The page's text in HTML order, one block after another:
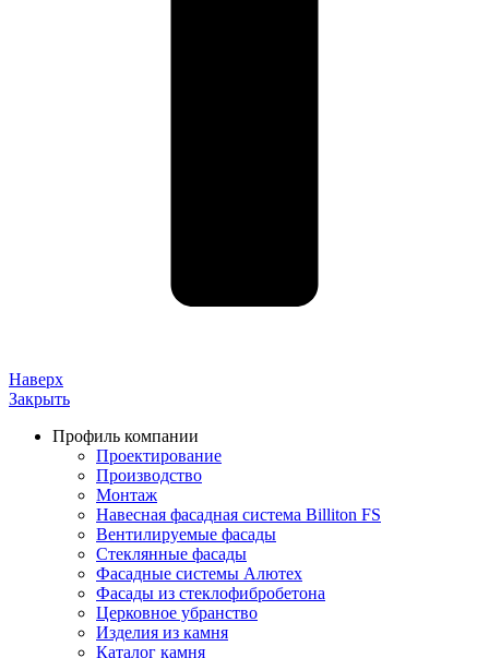
Наверх
Закрыть
Профиль компании
Проектирование
Производство
Монтаж
Навесная фасадная система Billiton FS
Вентилируемые фасады
Стеклянные фасады
Фасадные системы Алютех
Фасады из стеклофибробетона
Церковное убранство
Изделия из камня
Каталог камня